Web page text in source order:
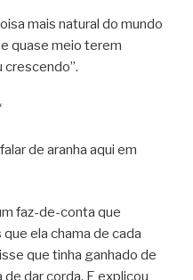
mais natural do mundo
quase meio terem
crescendo”.
de aranha aqui em
faz-de-conta que
ela chama de cada
que tinha ganhado de
dar corda. E explicou